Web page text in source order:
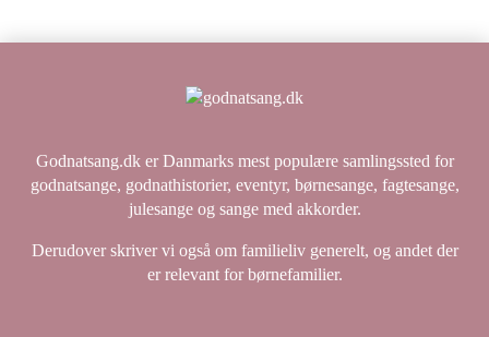
Godnatsang.dk er Danmarks mest populære samlingssted for
godnatsange, godnathistorier, eventyr, børnesange, fagtesange,
julesange og sange med akkorder.
Derudover skriver vi også om familieliv generelt, og andet der
er relevant for børnefamilier.